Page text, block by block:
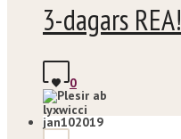
3-dagars REA!
0
lyxwicci
jan102019